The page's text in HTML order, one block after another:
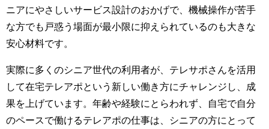
ニアにやさしいサービス設計のおかげで、機械操作が苦手
な方でも戸惑う場面が最小限に抑えられているのも大きな
安心材料です。
実際に多くのシニア世代の利用者が、テレサポさんを活用
して在宅テレアポという新しい働き方にチャレンジし、成
果を上げています。年齢や経験にとらわれず、自宅で自分
のペースで働けるテレアポの仕事は、シニアの方にとって